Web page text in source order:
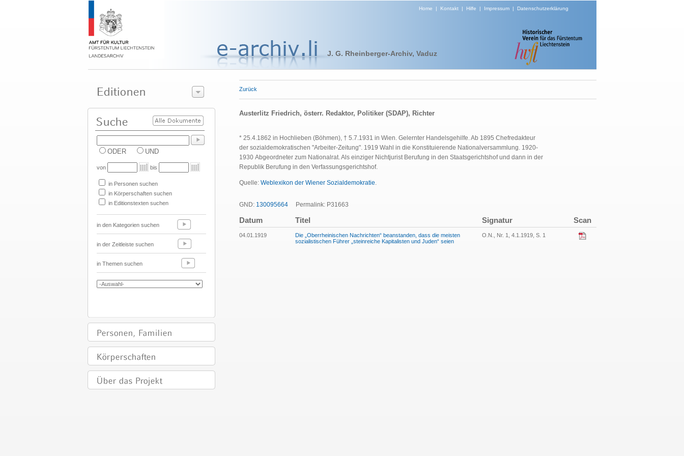
Home | Kontakt| Hilfe | Impressum| Datenschutzerklärung
J. G. Rheinberger-Archiv, Vaduz
ODER UND
von bis
in Personen suchen
in Körperschaften suchen
in Editionstexten suchen
in den Kategorien suchen
in der Zeitleiste suchen
in Themen suchen
Zurück
Austerlitz Friedrich, österr. Redaktor, Politiker (SDAP), Richter
* 25.4.1862 in Hochlieben (Böhmen), † 5.7.1931 in Wien. Gelernter Handelsgehilfe. Ab 1895 Chefredakteur
der sozialdemokratischen "Arbeiter-Zeitung". 1919 Wahl in die Konstituierende Nationalversammlung. 1920-
1930 Abgeordneter zum Nationalrat. Als einziger Nichtjurist Berufung in den Staatsgerichtshof und dann in der
Republik Berufung in den Verfassungsgerichtshof.
Quelle: Weblexikon der Wiener Sozialdemokratie.
GND: 130095664 Permalink: P31663
Datum Titel Signatur Scan
04.01.1919
Die „Oberrheinischen Nachrichten“ beanstanden, dass die meisten
sozialistischen Führer „steinreiche Kapitalisten und Juden“ seien
O.N., Nr. 1, 4.1.1919, S. 1